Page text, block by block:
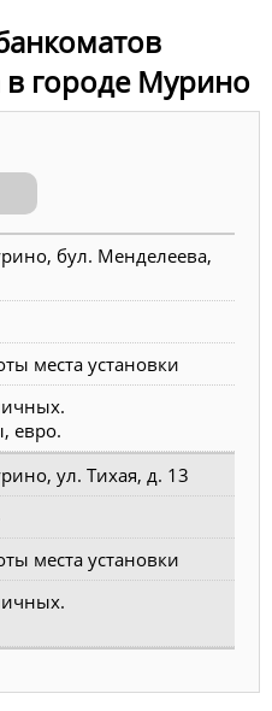
городе Мурино
бул. Менделеева,
места установки
евро.
ул. Тихая, д. 13
места установки